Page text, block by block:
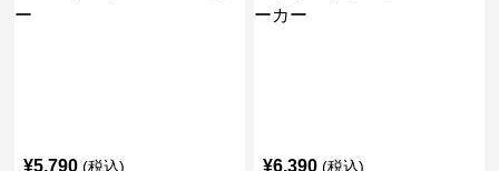
¥5,790 (税込) ¥6,390 (税込)